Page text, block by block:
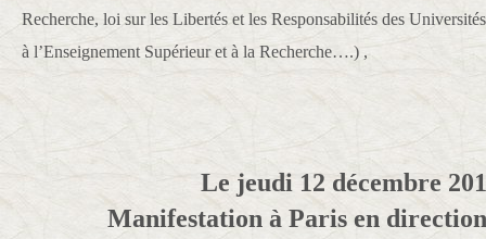
Recherche, loi sur les Libertés et les Responsabilités des
à l’Enseignement Supérieur et à la Recherche….) ,
Le jeudi 12 décembre
Manifestation à Paris en